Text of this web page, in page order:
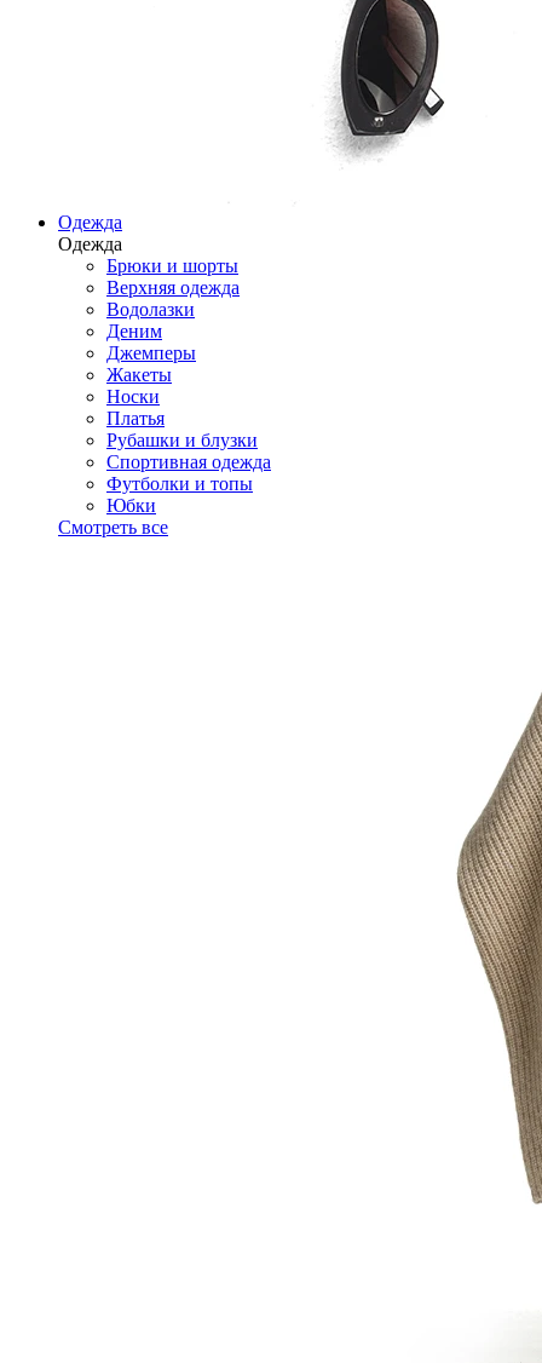
Одежда
Одежда
Брюки и шорты
Верхняя одежда
Водолазки
Деним
Джемперы
Жакеты
Носки
Платья
Рубашки и блузки
Спортивная одежда
Футболки и топы
Юбки
Смотреть все